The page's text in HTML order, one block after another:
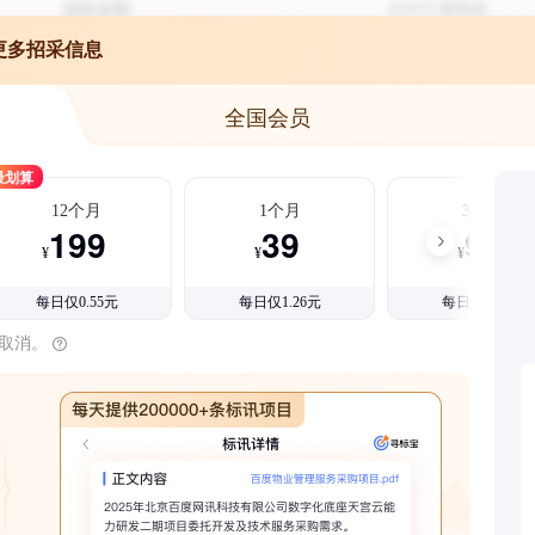
多招采信息
全国会员
划算
12个月
¥199
每日仅0.55元
1个月
¥39
每日仅1.26元
3个月
¥99
每日仅1.08元
消。